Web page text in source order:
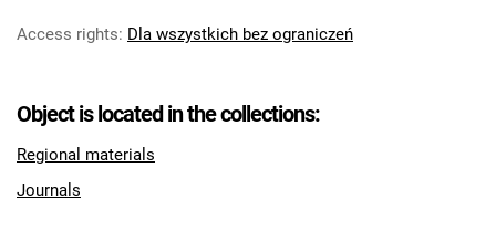
Access rights: Dla wszystkich bez ograniczeń
Object is located in the collections:
Regional materials
Journals